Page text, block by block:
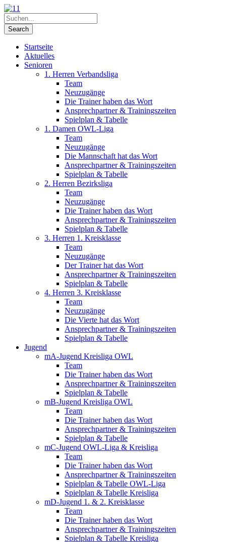
Startseite
Aktuelles
Senioren
1. Herren Verbandsliga
Team
Neuzugänge
Die Trainer haben das Wort
Ansprechpartner & Trainingszeiten
Spielplan & Tabelle
1. Damen OWL-Liga
Team
Neuzugänge
Die Mannschaft hat das Wort
Ansprechpartner & Trainingszeiten
Spielplan & Tabelle
2. Herren Bezirksliga
Team
Neuzugänge
Die Trainer haben das Wort
Ansprechpartner & Trainingszeiten
Spielplan & Tabelle
3. Herren 1. Kreisklasse
Team
Neuzugänge
Der Trainer hat das Wort
Ansprechpartner & Trainingszeiten
Spielplan & Tabelle
4. Herren 3. Kreisklasse
Team
Neuzugänge
Die Vierte hat das Wort
Ansprechpartner & Trainingszeiten
Spielplan & Tabelle
Jugend
mA-Jugend Kreisliga OWL
Team
Die Trainer haben das Wort
Ansprechpartner & Trainingszeiten
Spielplan & Tabelle
mB-Jugend Kreisliga OWL
Team
Die Trainer haben das Wort
Ansprechpartner & Trainingszeiten
Spielplan & Tabelle
mC-Jugend OWL-Liga & Kreisliga
Team
Die Trainer haben das Wort
Ansprechpartner & Trainingszeiten
Spielplan & Tabelle OWL-Liga
Spielplan & Tabelle Kreisliga
mD-Jugend 1. & 2. Kreisklasse
Team
Die Trainer haben das Wort
Ansprechpartner & Trainingszeiten
Spielplan & Tabelle Kreisliga